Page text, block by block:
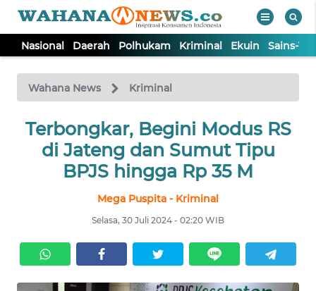
Nasional Daerah Polhukam Kriminal Ekuin Sains-
Wahana News Kriminal
Terbongkar, Begini Modus RS
di Jateng dan Sumut Tipu
BPJS hingga Rp 35 M
Mega Puspita - Kriminal
Selasa, 30 Juli 2024 - 02:20 WIB
TV
Tutup
NASIONAL
KRIMINAL
EKUIN